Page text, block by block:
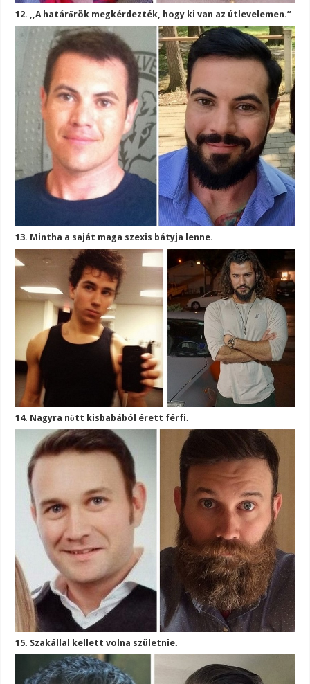
12. ,,A határőrök megkérdezték, hogy ki van az útlevelemen.”
13. Mintha a saját maga szexis bátyja lenne.
14. Nagyra nőtt kisbabából érett férfi.
15. Szakállal kellett volna születnie.